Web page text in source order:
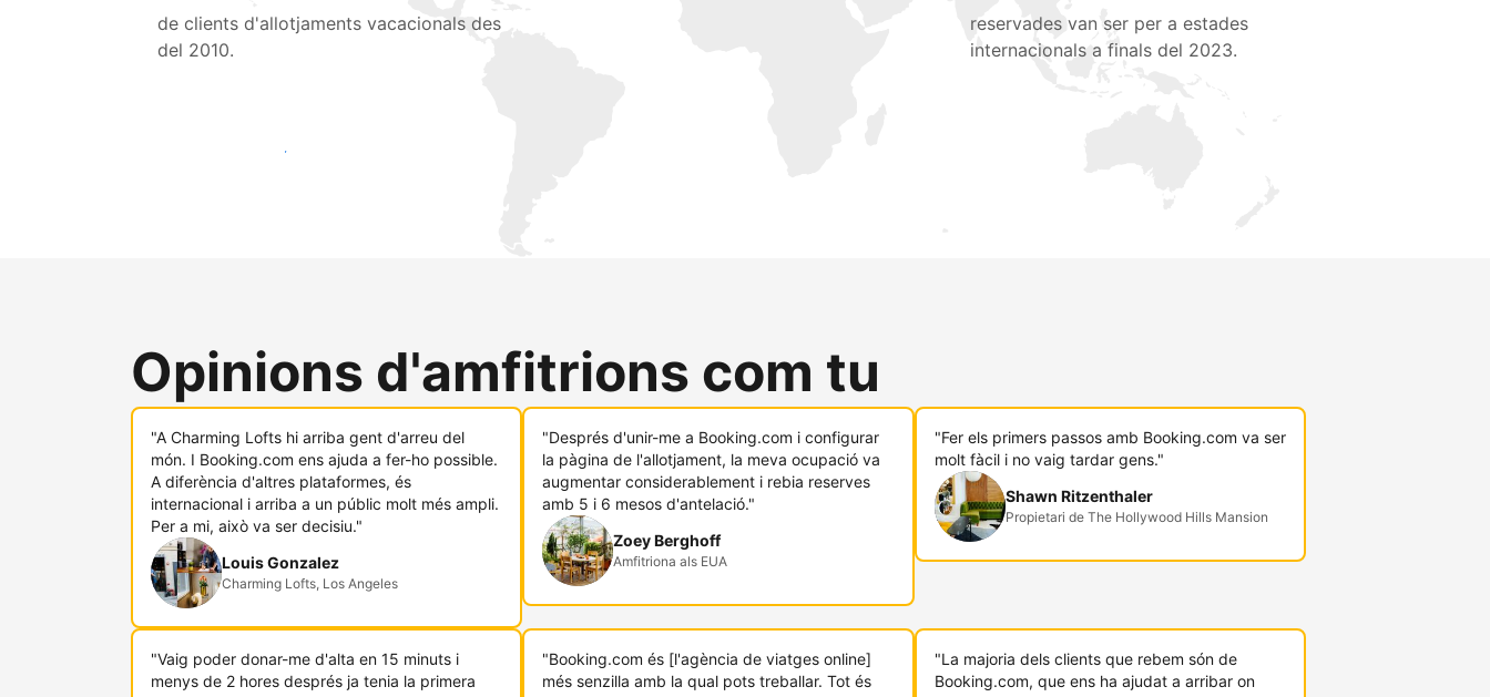
de clients d'allotjaments vacacionals des
del 2010.
reservades van ser per a estades
internacionals a finals del 2023.
Arriba a nous clients avui mateix
Opinions d'amfitrions com tu
"A Charming Lofts hi arriba gent d'arreu del
món. I Booking.com ens ajuda a fer-ho possible.
A diferència d'altres plataformes, és
internacional i arriba a un públic molt més ampli.
Per a mi, això va ser decisiu."
Louis Gonzalez
Charming Lofts, Los Angeles
"Després d'unir-me a Booking.com i configurar
la pàgina de l'allotjament, la meva ocupació va
augmentar considerablement i rebia reserves
amb 5 i 6 mesos d'antelació."
Zoey Berghoff
Amfitriona als EUA
"Fer els primers passos amb Booking.com va ser
molt fàcil i no vaig tardar gens."
Shawn Ritzenthaler
Propietari de The Hollywood Hills Mansion
"Vaig poder donar-me d'alta en 15 minuts i
menys de 2 hores després ja tenia la primera
"Booking.com és [l'agència de viatges online]
més senzilla amb la qual pots treballar. Tot és
"La majoria dels clients que rebem són de
Booking.com, que ens ha ajudat a arribar on